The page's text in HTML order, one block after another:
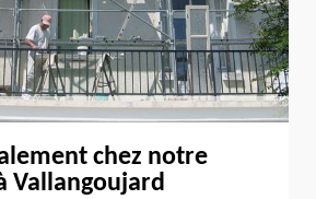
chez notre
Vallangoujard